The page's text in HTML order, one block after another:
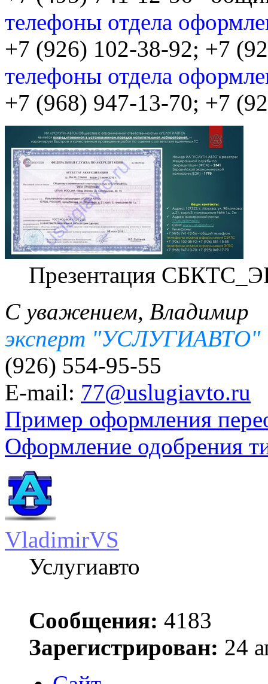
телефоны отдела
+7 (926) 102-38-92; +7
телефоны отдела
+7 (968) 947-13-70; +7
Презентация
С уважением, Владимир
эксперт "УСЛУГИАВТО"
(926) 554-95-55
E-mail: 77@uslugiavto.ru
Пример оформления
Оформление одобрения
VladimirVS
Услугиавто
Сообщения: 4183
Зарегистрирован: 24